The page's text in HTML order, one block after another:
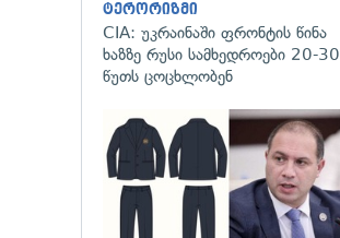
ტერორიზმი
CIA: უკრაინაში ფრონტის წინა
ხაზზე რუსი სამხედროები 20-30
წუთს ცოცხლობენ